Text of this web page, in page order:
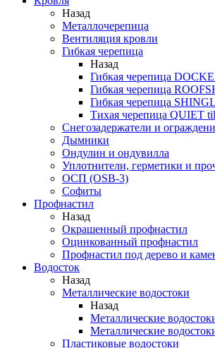
Назад
Металлочерепица
Вентиляция кровли
Гибкая черепица
Назад
Гибкая черепица
Гибкая черепица
Гибкая черепица
Тихая черепица QUIET
Снегозадержатели и
Дымники
Ондулин и ондувилла
Уплотнители, герметики и
ОСП (OSB-3)
Софиты
Профнастил
Назад
Окрашенный профнастил
Оцинкованный профнастил
Профнастил под дерево и
Водосток
Назад
Металлические водостоки
Назад
Металлические
Металлические
Пластиковые водостоки